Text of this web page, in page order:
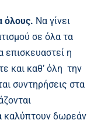
όλους. Να γίνει
σε όλα τα
επισκευαστεί η
και καθ’ όλη την
συντηρήσεις στα
καλύπτουν δωρεάν